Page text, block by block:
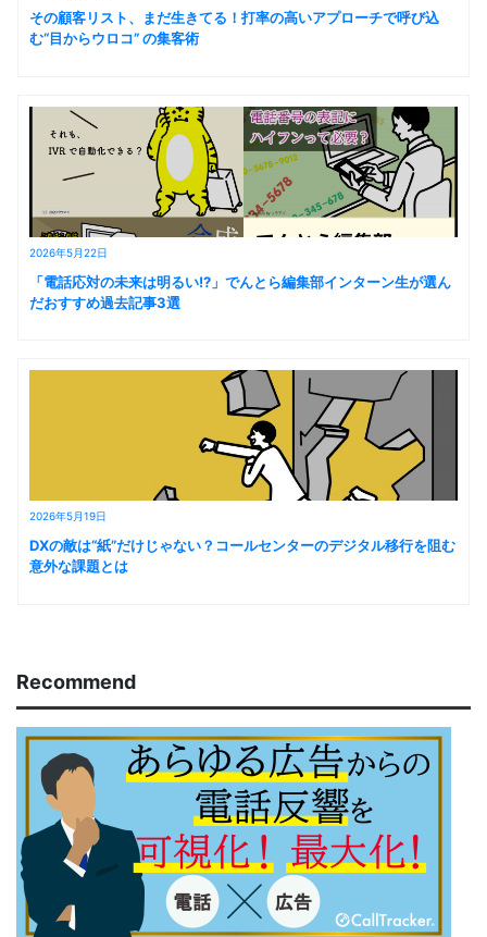
その顧客リスト、まだ生きてる！打率の高いアプローチで呼び込
む“目からウロコ” の集客術
2026年5月22日
「電話応対の未来は明るい!?」でんとら編集部インターン生が選ん
だおすすめ過去記事3選
2026年5月19日
DXの敵は“紙”だけじゃない？コールセンターのデジタル移行を阻む
意外な課題とは
Recommend